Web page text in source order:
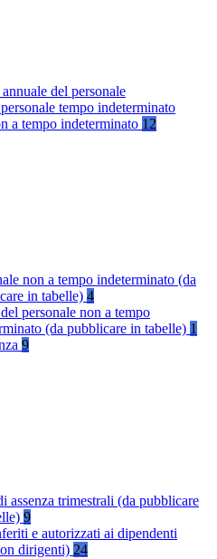
del personale
tempo indeterminato
a tempo indeterminato 12
non a tempo indeterminato (da
in tabelle) 4
personale non a tempo
(da pubblicare in tabelle) 1
9
assenza trimestrali (da pubblicare
9
e autorizzati ai dipendenti
dirigenti) 24